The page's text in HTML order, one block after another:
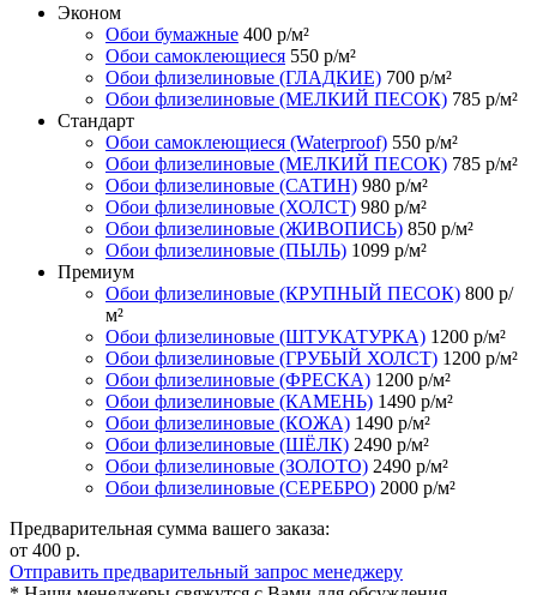
Эконом
Обои бумажные 400 р/м²
Обои самоклеющиеся 550 р/м²
Обои флизелиновые (ГЛАДКИЕ) 700 р/м²
Обои флизелиновые (МЕЛКИЙ ПЕСОК) 785 р/м²
Стандарт
Обои самоклеющиеся (Waterproof) 550 р/м²
Обои флизелиновые (МЕЛКИЙ ПЕСОК) 785 р/м²
Обои флизелиновые (САТИН) 980 р/м²
Обои флизелиновые (ХОЛСТ) 980 р/м²
Обои флизелиновые (ЖИВОПИСЬ) 850 р/м²
Обои флизелиновые (ПЫЛЬ) 1099 р/м²
Премиум
Обои флизелиновые (КРУПНЫЙ ПЕСОК) 800 р/
м²
Обои флизелиновые (ШТУКАТУРКА) 1200 р/м²
Обои флизелиновые (ГРУБЫЙ ХОЛСТ) 1200 р/м²
Обои флизелиновые (ФРЕСКА) 1200 р/м²
Обои флизелиновые (КАМЕНЬ) 1490 р/м²
Обои флизелиновые (КОЖА) 1490 р/м²
Обои флизелиновые (ШЁЛК) 2490 р/м²
Обои флизелиновые (ЗОЛОТО) 2490 р/м²
Обои флизелиновые (СЕРЕБРО) 2000 р/м²
Предварительная сумма вашего заказа:
от 400 р.
Отправить предварительный запрос менеджеру